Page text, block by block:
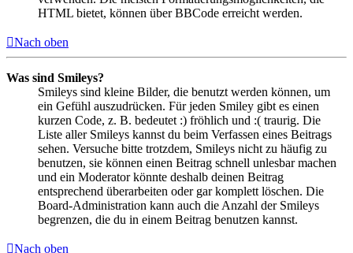
HTML bietet, können über BBCode erreicht werden.
Nach oben
Was sind Smileys?
Smileys sind kleine Bilder, die benutzt werden können, um
ein Gefühl auszudrücken. Für jeden Smiley gibt es einen
kurzen Code, z. B. bedeutet :) fröhlich und :( traurig. Die
Liste aller Smileys kannst du beim Verfassen eines Beitrags
sehen. Versuche bitte trotzdem, Smileys nicht zu häufig zu
benutzen, sie können einen Beitrag schnell unlesbar machen
und ein Moderator könnte deshalb deinen Beitrag
entsprechend überarbeiten oder gar komplett löschen. Die
Board-Administration kann auch die Anzahl der Smileys
begrenzen, die du in einem Beitrag benutzen kannst.
Nach oben